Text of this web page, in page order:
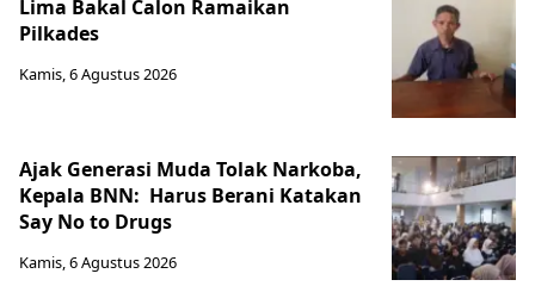
Lima Bakal Calon Ramaikan
Pilkades
Kamis, 6 Agustus 2026
Ajak Generasi Muda Tolak Narkoba,
Kepala BNN: Harus Berani Katakan
Say No to Drugs
Kamis, 6 Agustus 2026